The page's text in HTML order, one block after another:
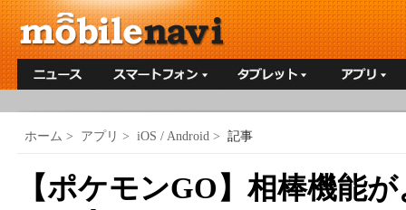
ホーム > アプリ > iOS / Android > 記事
【ポケモンGO】相棒機能